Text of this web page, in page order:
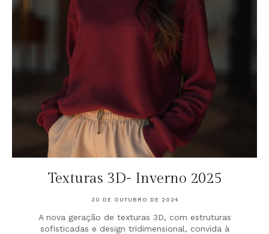
Texturas 3D- Inverno 2025
30 DE OUTUBRO DE 2024
A nova geração de texturas 3D, com estruturas
sofisticadas e design tridimensional, convida à